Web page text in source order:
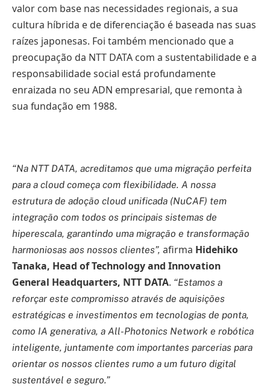
valor com base nas necessidades regionais, a sua
cultura híbrida e de diferenciação é baseada nas suas
raízes japonesas. Foi também mencionado que a
preocupação da NTT DATA com a sustentabilidade e a
responsabilidade social está profundamente
enraizada no seu ADN empresarial, que remonta à
sua fundação em 1988.
“Na NTT DATA, acreditamos que uma migração perfeita
para a cloud começa com flexibilidade. A nossa
estrutura de adoção cloud unificada (NuCAF) tem
integração com todos os principais sistemas de
hiperescala, garantindo uma migração e transformação
harmoniosas aos nossos clientes”, afirma Hidehiko
Tanaka, Head of Technology and Innovation
General Headquarters, NTT DATA. “Estamos a
reforçar este compromisso através de aquisições
estratégicas e investimentos em tecnologias de ponta,
como IA generativa, a All-Photonics Network e robótica
inteligente, juntamente com importantes parcerias para
orientar os nossos clientes rumo a um futuro digital
sustentável e seguro.”